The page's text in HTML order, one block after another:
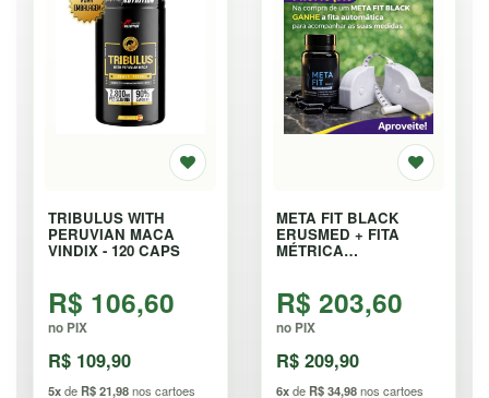
TRIBULUS WITH
PERUVIAN MACA
VINDIX - 120 CAPS
R$ 106,60
no PIX
R$ 109,90
5xde R$ 21,98nos cartoes
META FIT BLACK
ERUSMED + FITA
MÉTRICA
R$ 203,60
no PIX
R$ 209,90
6xde R$ 34,98nos cartoes